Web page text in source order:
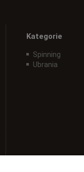
Kategorie
Spinning
Ubrania